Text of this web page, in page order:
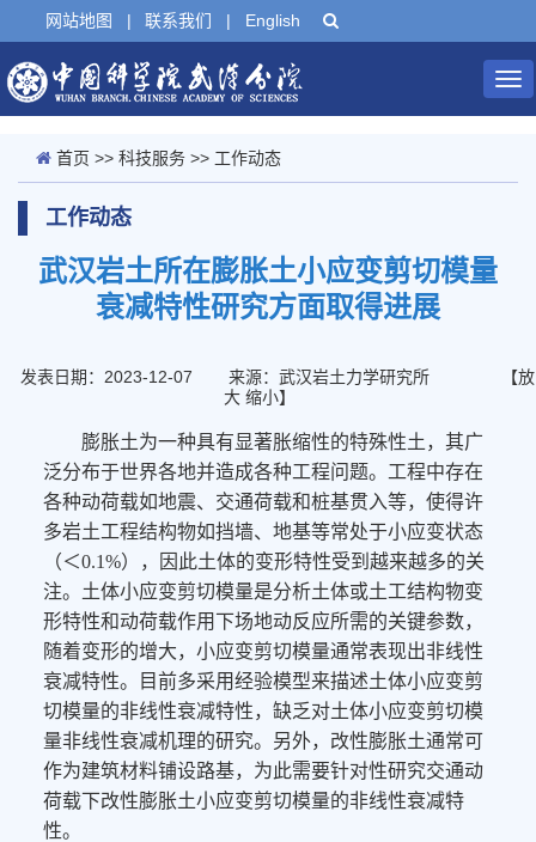
网站地图 | 联系我们 | English
首页 >> 科技服务 >> 工作动态
工作动态
武汉岩土所在膨胀土小应变剪切模量
衰减特性研究方面取得进展
发表日期：2023-12-07 来源：武汉岩土力学研究所 【放
大 缩小】
膨胀土为一种具有显著胀缩性的特殊性土，其广
泛分布于世界各地并造成各种工程问题。工程中存在
各种动荷载如地震、交通荷载和桩基贯入等，使得许
多岩土工程结构物如挡墙、地基等常处于小应变状态
（＜0.1%），因此土体的变形特性受到越来越多的关
注。土体小应变剪切模量是分析土体或土工结构物变
形特性和动荷载作用下场地动反应所需的关键参数，
随着变形的增大，小应变剪切模量通常表现出非线性
衰减特性。目前多采用经验模型来描述土体小应变剪
切模量的非线性衰减特性，缺乏对土体小应变剪切模
量非线性衰减机理的研究。另外，改性膨胀土通常可
作为建筑材料铺设路基，为此需要针对性研究交通动
荷载下改性膨胀土小应变剪切模量的非线性衰减特
性。